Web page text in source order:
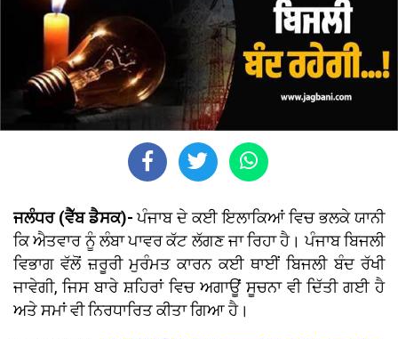
ਜਲੰਧਰ (ਵੈੱਬ ਡੈਸਕ)-ਪੰਜਾਬ ਦੇ ਕਈ ਇਲਾਕਿਆਂ ਵਿਚ ਭਲਕੇ ਯਾਨੀ
ਕਿ ਐਤਵਾਰ ਨੂੰ ਲੰਬਾ ਪਾਵਰ ਕੱਟ ਲੱਗਣ ਜਾ ਰਿਹਾ ਹੈ। ਪੰਜਾਬ ਬਿਜਲੀ
ਵਿਭਾਗ ਵੱਲੋਂ ਜ਼ਰੂਰੀ ਮੁਰੰਮਤ ਕਾਰਨ ਕਈ ਥਾਈਂ ਬਿਜਲੀ ਬੰਦ ਰੱਖੀ
ਜਾਵੇਗੀ, ਜਿਸ ਬਾਰੇ ਸ਼ਹਿਰਾਂ ਵਿਚ ਅਗਾਊਂ ਸੂਚਨਾ ਵੀ ਦਿੱਤੀ ਗਈ ਹੈ
ਅਤੇ ਸਮਾਂ ਵੀ ਨਿਰਧਾਰਿਤ ਕੀਤਾ ਗਿਆ ਹੈ।